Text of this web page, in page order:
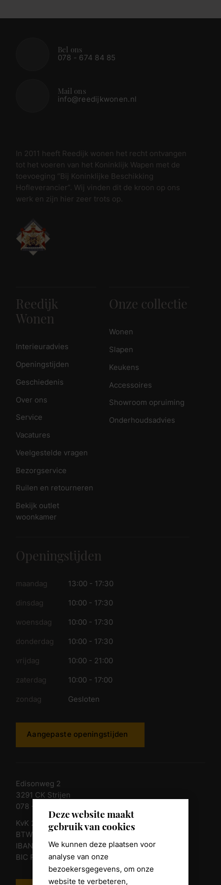
Deze website maakt
gebruik van cookies
We kunnen deze plaatsen voor
analyse van onze
bezoekersgegevens, om onze
website te verbeteren,
Bel ons
078 - 674 84 85
Mail ons
info@reedijkwonen.nl
In 2011 heeft Reedijk wonen het recht ontvangen
tot het voeren van het Koninklijk Wapen met de
toevoeging “Bij Koninklijke Beschikking
Hofleverancier”. Wij vinden dit de kroon op ons
werk en zijn hier zeer trots op.
Reedijk
Wonen
Interieuradvies
Openingstijden
Geschiedenis
Over ons
Service
Vacatures
Veelgestelde vragen
Bezorgservice
Ruilen en retourneren
Bekijk outlet
woonkamer
Onze collectie
Wonen
Slapen
Keukens
Accessoires
Showroom opruiming
Onderhoudsadvies
Openingstijden
maandag 13:00 - 17:30
dinsdag 10:00 - 17:30
woensdag 10:00 - 17:30
donderdag 10:00 - 17:30
vrijdag 10:00 - 21:00
zaterdag 10:00 - 17:00
zondag Gesloten
Aangepaste openingstijden
Edisonweg 2
3291 CK Strijen
078 - 674 84 85
KvK 23011135
BTW nr. NL 805098938.B.01
IBAN NL10 RABO 0361 8039 58
BIC RABONL2U